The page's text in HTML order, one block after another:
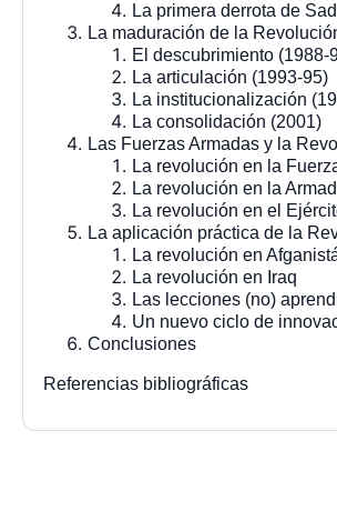
La primera derrota de
La maduración de la
El descubrimiento (1988-
La articulación (1993-95)
La institucionalización
La consolidación (2001)
Las Fuerzas Armadas y la
La revolución en la
La revolución en la
La revolución en el
La aplicación práctica de la
La revolución en
La revolución en Iraq
Las lecciones (no)
Un nuevo ciclo de
Conclusiones
Referencias bibliográficas